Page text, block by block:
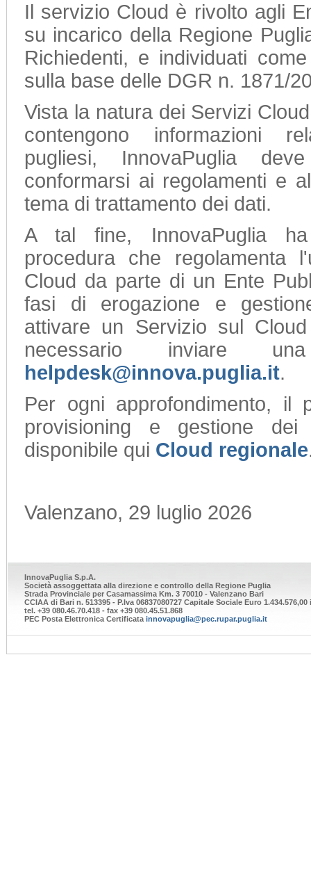
Il servizio Cloud è rivolto agli
su incarico della Regione
Richiedenti, e individuati
sulla base delle DGR n. 1871/
Vista la natura dei Servizi
contengono informazioni
pugliesi, InnovaPuglia
conformarsi ai regolamenti e
tema di trattamento dei dati.
A tal fine, InnovaPuglia
procedura che regolamenta
Cloud da parte di un Ente
fasi di erogazione e
attivare un Servizio sul
necessario inviare
helpdesk@innova.puglia.it.
Per ogni approfondimento, il
provisioning e gestione
disponibile qui Cloud regionale
Valenzano, 29 luglio 2026
InnovaPuglia S.p.A.
Società assoggettata alla direzione e controllo della Regione Puglia
Strada Provinciale per Casamassima Km. 3 70010 - Valenzano Bari
CCIAA di Bari n. 513395 - P.Iva 06837080727 Capitale Sociale Euro
tel. +39 080.46.70.418 - fax +39 080.45.51.868
PEC Posta Elettronica Certificata innovapuglia@pec.rupar.puglia.it